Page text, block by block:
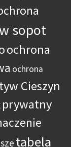
sopot
ochrona
ochrona
Cieszyn
prywatny
tabela